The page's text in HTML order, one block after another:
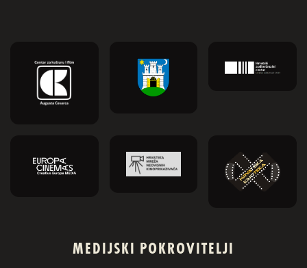
MEDIJSKI POKROVITELJI